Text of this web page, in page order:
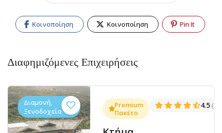
Κοινοποίηση Κοινοποίηση Pin It
Διαφημιζόμενες Επιχειρήσεις
(1381)
Διαμονή,
Ξενοδοχεία
Premium
Πακέτο
4.5